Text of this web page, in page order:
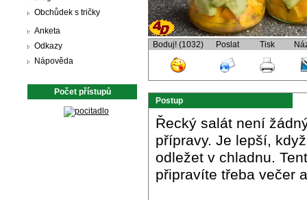
Obchůdek s tričky
Anketa
Odkazy
Nápověda
Počet přístupů
Boduj! (1032) Poslat Tisk
Postup
Řecký salát není
přípravy. Je lepší,
odležet v chladnu.
připravíte třeba večer